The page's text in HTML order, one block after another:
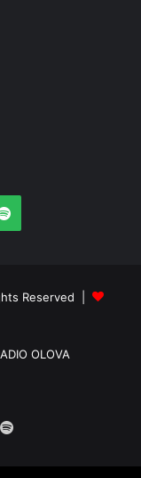
Spotify
Reserved |
OLOVA
Spotify